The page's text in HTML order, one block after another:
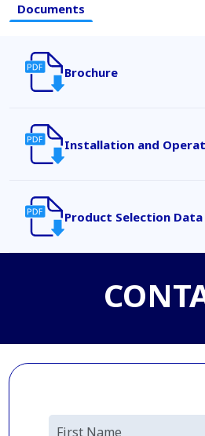
Documents
Brochure
Installation and
Product Selection Data